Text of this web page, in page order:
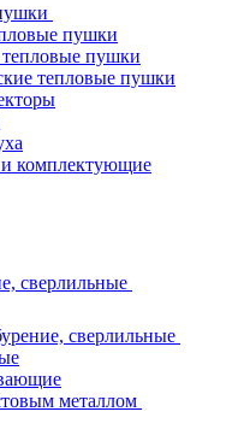
пушки
пушки
тепловые пушки
комплектующие
сверлильные
сверлильные
металлом